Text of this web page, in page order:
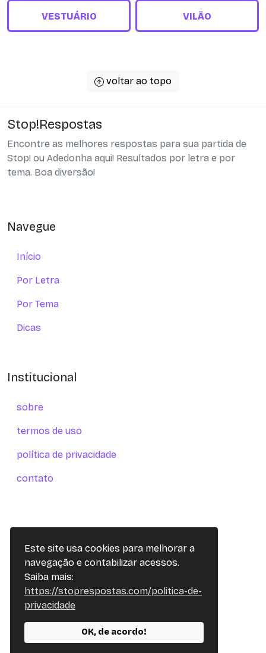
Este site usa cookies para melhorar a
navegação e contabilizar acessos.
Saiba mais:
https://stoprespostas.com/politica-de-
privacidade
OK, de acordo!
VESTUÁRIO VILÃO
voltar ao topo
Stop!Respostas
Encontre as melhores respostas para sua partida de
Stop! ou Adedonha aqui! Resultados por letra e por
tema. Boa diversão!
Navegue
Início
Por Letra
Por Tema
Dicas
Institucional
sobre
termos de uso
política de privacidade
contato